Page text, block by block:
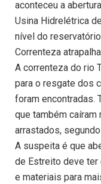
aconteceu a
Usina Hidrelétrica
nível do
Correnteza
A correnteza do rio
para o resgate dos
foram encontradas.
que também
arrastados,
A suspeita é que
de Estreito deve ter
e materiais para